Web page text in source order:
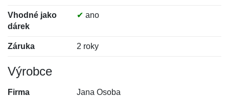
Vhodné jako
dárek
✔ ano
Záruka 2 roky
Výrobce
Firma Jana Osoba